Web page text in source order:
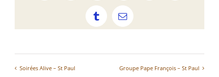
TumblrEmail
Soirées Alive – St Paul Groupe Pape François – St Paul